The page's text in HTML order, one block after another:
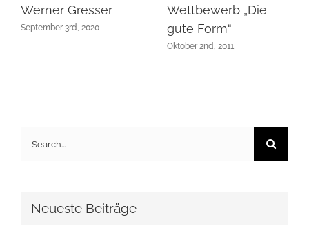
Werner Gresser
September 3rd, 2020
Wettbewerb „Die
gute Form“
Oktober 2nd, 2011
for:
Neueste Beiträge